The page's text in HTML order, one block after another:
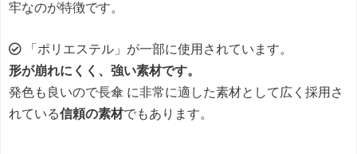
牢なのが特徴です。
「ポリエステル」が一部に使用されています。
形が崩れにくく、強い素材です。
発色も良いので長傘 に非常に適した素材として広く採用さ
れている信頼の素材でもあります。